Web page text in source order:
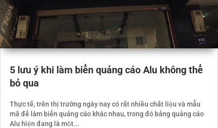
5 lưu ý khi làm biển quảng cáo Alu không thể
bỏ qua
Thực tế, trên thị trường ngày nay có rất nhiều chất liệu và mẫu
mã để làm biển quảng cáo khác nhau, trong đó bảng quảng cáo
Alu hiện đang là một...